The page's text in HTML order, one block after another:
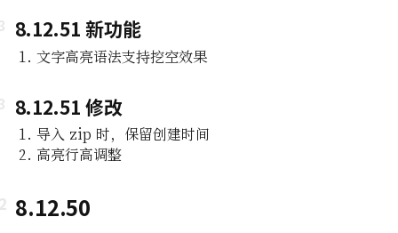
8.12.51 新功能
文字高亮语法支持挖空效果
8.12.51 修改
导入 zip 时，保留创建时间
高亮行高调整
8.12.50